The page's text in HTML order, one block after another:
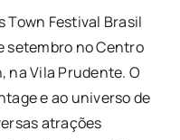
Town Festival Brasil
setembro no Centro
na Vila Prudente. O
e ao universo de
atrações